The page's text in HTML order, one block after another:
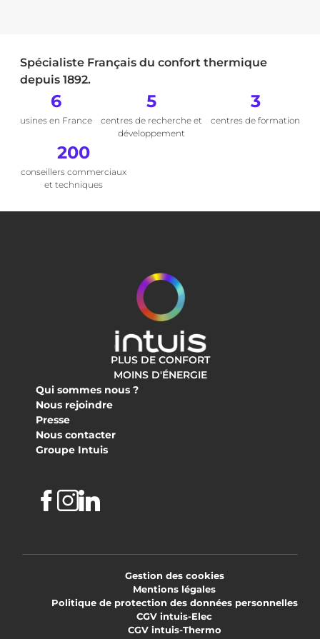
Spécialiste Français du confort thermique
depuis 1892.
6
usines en France
5
centres de recherche et
développement
3
centres de formation
200
conseillers commerciaux
et techniques
PLUS DE CONFORT
MOINS D'ÉNERGIE
Qui sommes nous ?
Nous rejoindre
Presse
Nous contacter
Groupe Intuis
Facebook
Instagram
Linkedin
Gestion des cookies
Mentions légales
Politique de protection des données personnelles
CGV intuis-Elec
CGV intuis-Thermo